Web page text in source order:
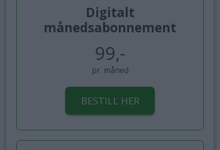
Digitalt
månedsabonnement
99,-
pr. måned
BESTILL HER